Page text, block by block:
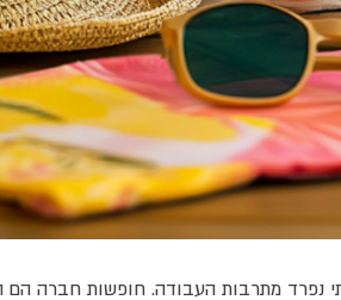
נפרד מתרבות העבודה. חופשות חברה הם